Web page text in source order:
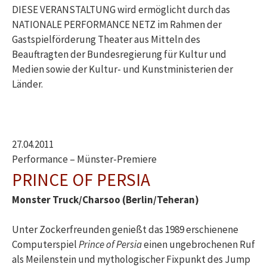
DIESE VERANSTALTUNG wird ermöglicht durch das
NATIONALE PERFORMANCE NETZ im Rahmen der
Gastspielförderung Theater aus Mitteln des
Beauftragten der Bundesregierung für Kultur und
Medien sowie der Kultur- und Kunstministerien der
Länder.
27.04.2011
Performance – Münster-Premiere
PRINCE OF PERSIA
Monster Truck/Charsoo (Berlin/Teheran)
Unter Zockerfreunden genießt das 1989 erschienene
ComputerspielPrince of Persiaeinen ungebrochenen Ruf
als Meilenstein und mythologischer Fixpunkt des Jump